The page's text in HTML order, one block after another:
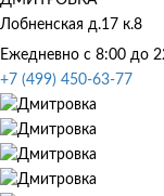
Лобненская д.17 к.8
Ежедневно с 8:00 до
+7 (499) 450-63-77